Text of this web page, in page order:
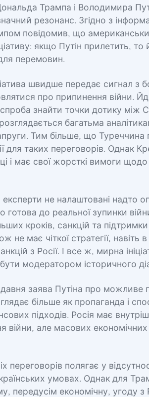
Трампа і Володимира
резонанс. Згідно з
повідомив, що
якщо Путін прилетить,
перемовин.
швидше передає сигнал з
про припинення війни.
знайти точки дотику між
багатьма
Тим більше, що Туреччина
для таких переговорів. Однак
і має свої жорсткі вимоги
не налаштовані надто
готова до реальної зупинки
кроків, санкцій та підтримки
не має чіткої стратегії, навіть
з Росії. І все ж, мирна
модератором історичного
заява Путіна про можливе
більше як пропаганда і
підходів. Росія має
війни, але масових
переговорів полягає у
умовах. Однак для
передусім економічну, угоду з